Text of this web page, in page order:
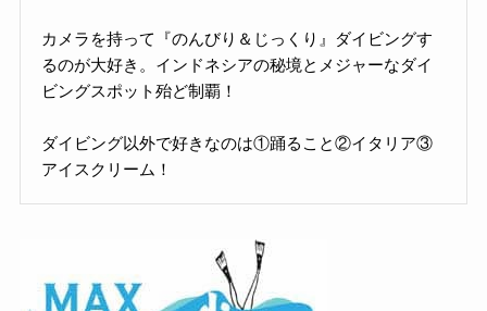
カメラを持って『のんびり＆じっくり』ダイビングす
るのが大好き。インドネシアの秘境とメジャーなダイ
ビングスポット殆ど制覇！
ダイビング以外で好きなのは①踊ること②イタリア③
アイスクリーム！